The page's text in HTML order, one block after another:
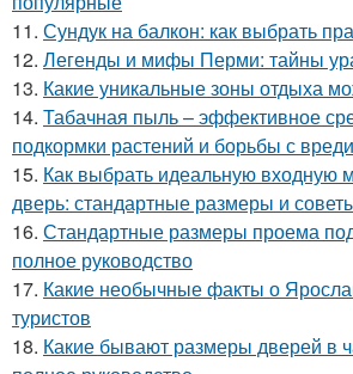
11. Сундук на балкон: как выбрать
12. Легенды и мифы Перми: тайны
13. Какие уникальные зоны отдыха
14. Табачная пыль – эффективное
подкормки растений и борьбы с
15. Как выбрать идеальную входную
дверь: стандартные размеры и
16. Стандартные размеры проема
полное руководство
17. Какие необычные факты о
туристов
18. Какие бывают размеры дверей в